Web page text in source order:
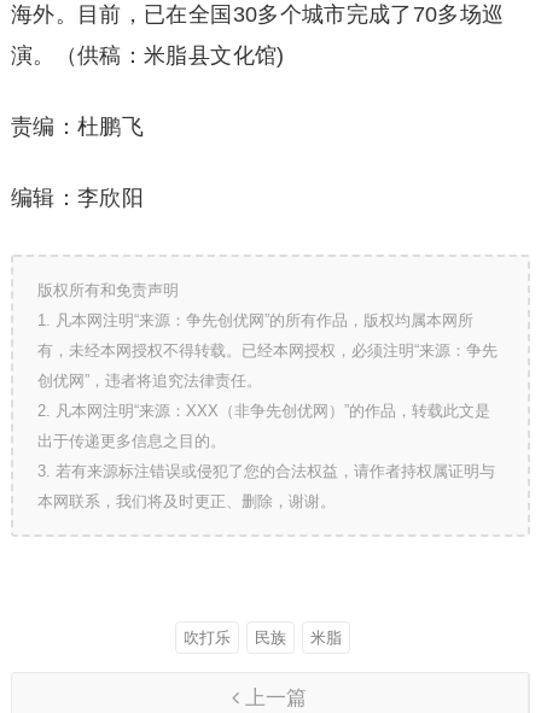
海外。目前，已在全国30多个城市完成了70多场巡
演。（供稿：米脂县文化馆)
责编：杜鹏飞
编辑：李欣阳
版权所有和免责声明
1. 凡本网注明“来源：争先创优网”的所有作品，版权均属本网所
有，未经本网授权不得转载。已经本网授权，必须注明“来源：争先
创优网”，违者将追究法律责任。
2. 凡本网注明“来源：XXX（非争先创优网）”的作品，转载此文是
出于传递更多信息之目的。
3. 若有来源标注错误或侵犯了您的合法权益，请作者持权属证明与
本网联系，我们将及时更正、删除，谢谢。
吹打乐 民族 米脂
上一篇